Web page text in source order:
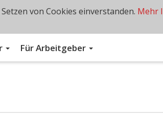
Für Arbeitgeber
von Cookies einverstanden. Mehr